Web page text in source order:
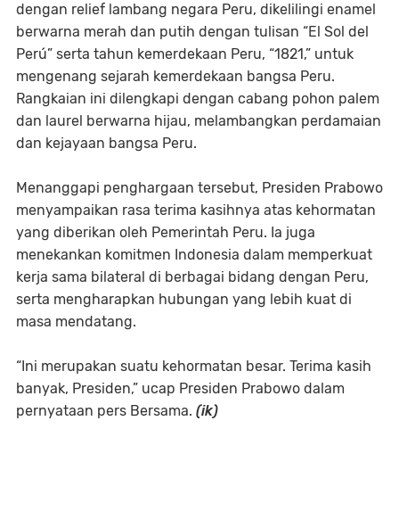
dengan relief lambang negara Peru, dikelilingi enamel
berwarna merah dan putih dengan tulisan “El Sol del
Perú” serta tahun kemerdekaan Peru, “1821,” untuk
mengenang sejarah kemerdekaan bangsa Peru.
Rangkaian ini dilengkapi dengan cabang pohon palem
dan laurel berwarna hijau, melambangkan perdamaian
dan kejayaan bangsa Peru.
Menanggapi penghargaan tersebut, Presiden Prabowo
menyampaikan rasa terima kasihnya atas kehormatan
yang diberikan oleh Pemerintah Peru. Ia juga
menekankan komitmen Indonesia dalam memperkuat
kerja sama bilateral di berbagai bidang dengan Peru,
serta mengharapkan hubungan yang lebih kuat di
masa mendatang.
“Ini merupakan suatu kehormatan besar. Terima kasih
banyak, Presiden,” ucap Presiden Prabowo dalam
pernyataan pers Bersama. (ik)